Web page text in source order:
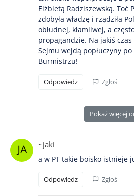
Elżbietą Radziszewską. Toć
zdobyła władzę i rządziła
obłudnej, kłamliwej, a
propagandzie. Na jakiś
Sejmu wejdą popłuczyny
Burmistrzu!
Odpowiedz Zgłoś
Pokaż więcej
~jaki
a w PT takie boisko istnieje
Odpowiedz Zgłoś